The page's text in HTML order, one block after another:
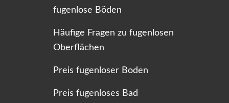
fugenlose Böden
Häufige Fragen zu fugenlosen
Oberflächen
Preis fugenloser Boden
Preis fugenloses Bad